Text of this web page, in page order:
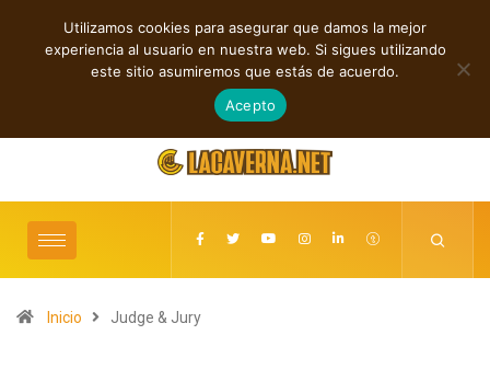
TENDENCIAS
Cuatro lanzamientos independientes entre introspección y fuerza
agosto 6, 2026
Inicio Judge & Jury
Utilizamos cookies para asegurar que damos la mejor
experiencia al usuario en nuestra web. Si sigues utilizando
este sitio asumiremos que estás de acuerdo.
Acepto